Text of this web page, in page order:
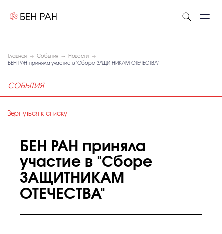
Главная События
Новости
БЕН РАН приняла участие в "Сборе ЗАЩИТНИКАМ ОТЕЧЕСТВА"
СОБЫТИЯ
Вернуться к списку
БЕН РАН приняла
участие в "Сборе
ЗАЩИТНИКАМ
ОТЕЧЕСТВА"